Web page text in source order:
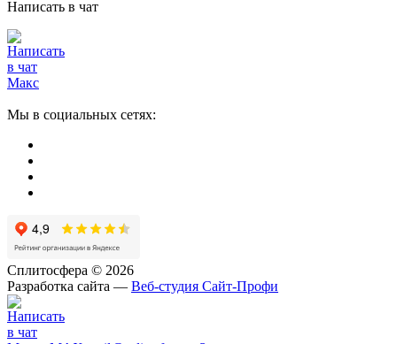
Написать в чат
Мы в социальных сетях:
Сплитосфера © 2026
Разработка сайта — Веб-студия Сайт-Профи